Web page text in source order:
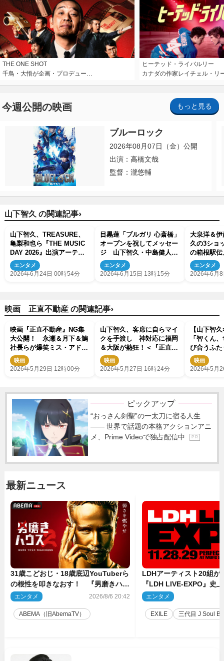
THE ONE SHOT
千鳥・大悟が企画・プロデュー…
ヒーテッド・ライバルリー
カナダの作家レイチェル・リ
今週公開の映画 もっと見る
ブルーロック
2026年08月07日（金）公開
出演：高橋文哉
監督：瀧悠輔
山下智久 の関連記事›
山下智久、TREASURE、
亀梨和也ら『THE MUSIC
DAY 2026』出演アーティ
スト第3弾解禁
エンタメ
2026年6月24日 00時54分
目黒蓮「ブルガリ 心斎橋」
オープンを祝してメッセー
ジ 山下智久・中島健人・
福原遥が新店舗の世界観を
いち早く体感
エンタメ
2026年6月15日 13時15分
大泉洋＆
久の3ショ
の箱根駅
特報初公開
エンタメ
2026年6月
映画 正直不動産 の関連記事›
映画『正直不動産』NG集
大公開！ 永瀬＆月下＆鵤
社長らが爆笑ミス・アドリ
ブ連発 山下智久の“風”指
導も
映画
2026年5月29日 12時00分
山下智久、客席に自らマイ
クを手渡し 神対応に福岡
＆大阪が熱狂！＜『正直不
動産』出張舞台挨拶レポー
ト＞
映画
2026年5月27日 16時24分
【山下智
「智くん
び合うふ
瀬と桐山”
――将来ふ
映画
2026年5月
ピックアップ
“おっさん剣聖”の一太刀に宿る人生
―― 世界で話題の本格アクションアニ
メ、Prime Videoで独占配信中
P R
最新ニュース
31歳こどおじ・18歳底辺YouTuberら
の根性を叩きなおす！ 『男磨きハウ
ス』第2弾コーチ陣発表
エンタメ 2026/8/6 20:42
ABEMA（旧AbemaTV）
LDHアーティスト20組
『LDH LIVE‐EXPO』史
技場で開催決定
エンタメ
EXILE 三代目 J Soul